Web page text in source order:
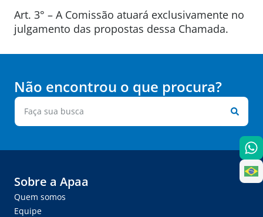
Art. 3° – A Comissão atuará exclusivamente no
julgamento das propostas dessa Chamada.
Não encontrou o que procura?
Sobre a Apaa
Quem somos
Equipe